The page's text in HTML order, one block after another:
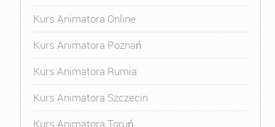
Kurs Animatora Online
Kurs Animatora Poznań
Kurs Animatora Rumia
Kurs Animatora Szczecin
Kurs Animatora Toruń